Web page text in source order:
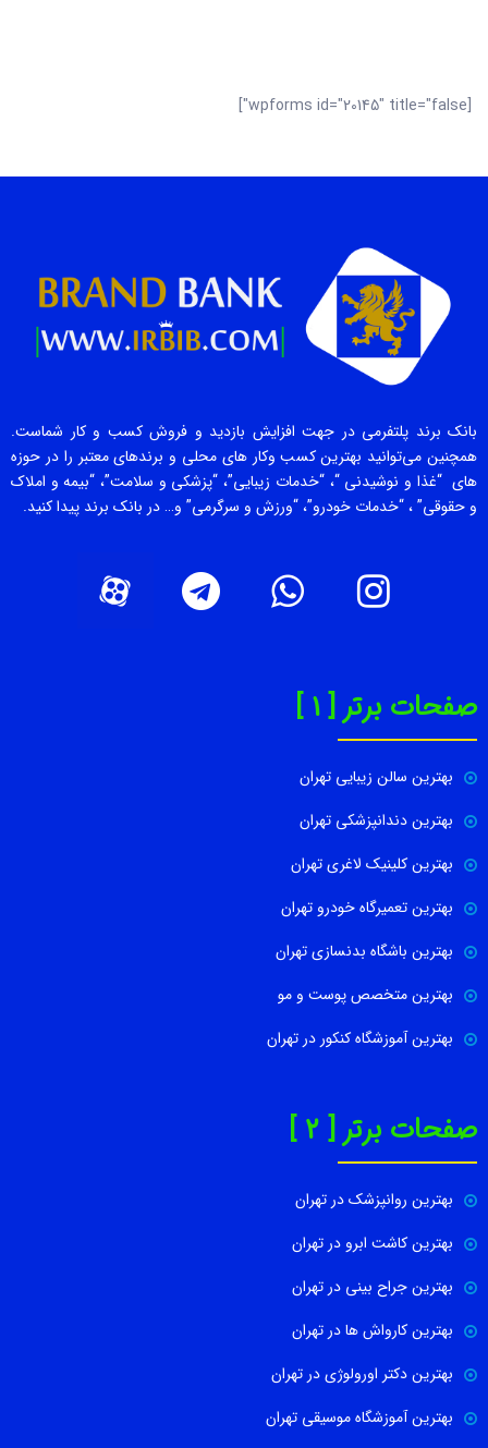
[wpforms id="20145" title="false"]
بانک برند پلتفرمی در جهت افزایش بازدید و فروش کسب و کار شماست.
همچنین می‌توانید بهترین کسب وکار های محلی و برندهای معتبر را در حوزه
های “غذا و نوشیدنی “، “خدمات زیبایی”، “پزشکی و سلامت”، “بیمه و املاک
و حقوقی” ، “خدمات خودرو”، “ورزش و سرگرمی” و… در بانک برند پیدا کنید.
صفحات برتر [ 1 ]
بهترین سالن زیبایی تهران
بهترین دندانپزشکی تهران
بهترین کلینیک لاغری تهران
بهترین تعمیرگاه خودرو تهران
بهترین باشگاه بدنسازی تهران
بهترین متخصص پوست و مو
بهترین آموزشگاه کنکور در تهران
صفحات برتر [ 2 ]
بهترین روانپزشک در تهران
بهترین کاشت ابرو در تهران
بهترین جراح بینی در تهران
بهترین کارواش ها در تهران
بهترین دکتر اورولوژی در تهران
بهترین آموزشگاه موسیقی تهران